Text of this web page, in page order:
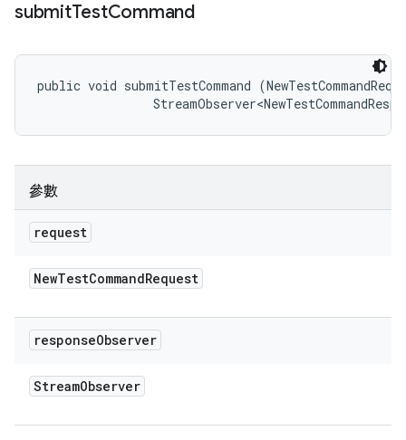
submitTestCommand
public void submitTestCommand
參數
request
NewTestCommandRequest
responseObserver
StreamObserver